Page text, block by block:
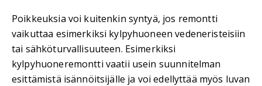
Poikkeuksia voi kuitenkin syntyä, jos remontti
vaikuttaa esimerkiksi kylpyhuoneen vedeneristeisiin
tai sähköturvallisuuteen. Esimerkiksi
kylpyhuoneremontti vaatii usein suunnitelman
esittämistä isännöitsijälle ja voi edellyttää myös luvan